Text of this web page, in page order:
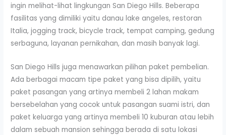
ingin melihat-lihat lingkungan San Diego Hills. Beberapa
fasilitas yang dimiliki yaitu danau lake angeles, restoran
Italia, jogging track, bicycle track, tempat camping, gedung
serbaguna, layanan pernikahan, dan masih banyak lagi.
San Diego Hills juga menawarkan pilihan paket pembelian.
Ada berbagai macam tipe paket yang bisa dipilih, yaitu
paket pasangan yang artinya membeli 2 lahan makam
bersebelahan yang cocok untuk pasangan suami istri, dan
paket keluarga yang artinya membeli 10 kuburan atau lebih
dalam sebuah mansion sehingga berada di satu lokasi